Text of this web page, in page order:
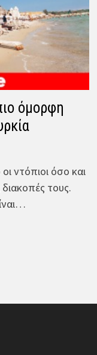
όμορφη
ντόπιοι όσο και
διακοπές τους.